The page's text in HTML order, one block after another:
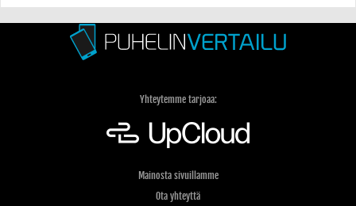
Yhteytemme tarjoaa:
Mainosta sivuillamme
Ota yhteyttä